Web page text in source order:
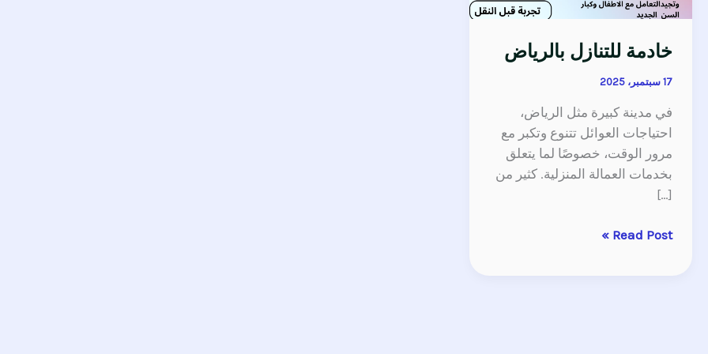
خادمة للتنازل بالرياض
17 سبتمبر، 2025
في مدينة كبيرة مثل الرياض،
احتياجات العوائل تتنوع وتكبر مع
مرور الوقت، خصوصًا لما يتعلق
بخدمات العمالة المنزلية. كثير من
[…]
Read Post »